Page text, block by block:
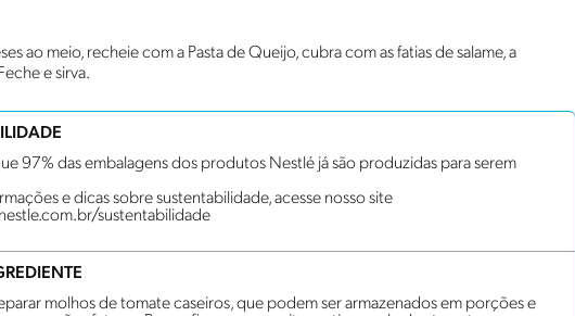
ao meio, recheie com a Pasta de Queijo, cubra com as fatias de salame, a
e sirva.
97% das embalagens dos produtos Nestlé já são produzidas para serem
e dicas sobre sustentabilidade, acesse nosso site
sustentabilidade
molhos de tomate caseiros, que podem ser armazenados em porções e